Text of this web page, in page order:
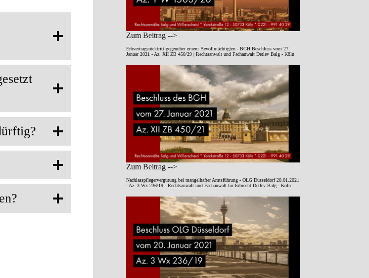
Zum Beitrag -->
Erbvertragsrücktritt gegenüber einem Bevollmächtigten - BGH Beschluss vom 27.
Januar 2021 - Az. XII ZB 450/29 | Rechtsanwalt und Fachanwalt Detlev Balg - Köln
Zum Beitrag -->
Nachlasspflegervergütung bei mangelhafter Amtsführung - OLG Düsseldorf 20.01.2021
- Az. 3 Wx 236/19 - Rechtsanwalt und Fachanwalt für Erbrecht Detlev Balg - Köln